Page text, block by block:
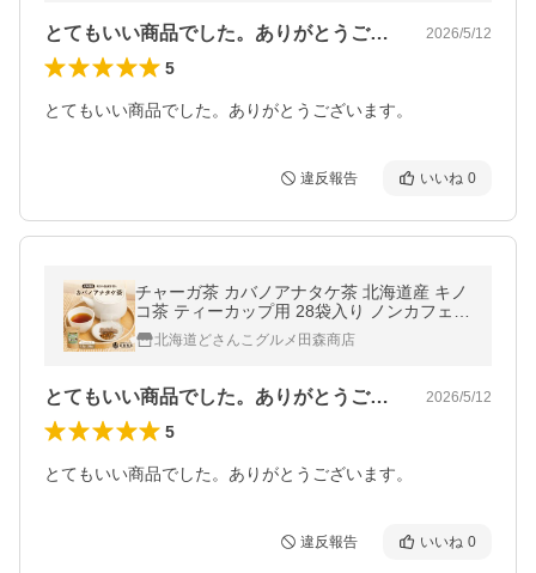
とてもいい商品でした。ありがとうござい… 2026/5/12
5
とてもいい商品でした。ありがとうございます。
違反報告 いいね 0
チャーガ茶 カバノアナタケ茶 北海道産 キノ
コ茶 ティーカップ用 28袋入り ノンカフェイ
ン ギフト プレゼント 爆買
北海道どさんこグルメ田森商店
とてもいい商品でした。ありがとうござい… 2026/5/12
5
違反報告 いいね 0